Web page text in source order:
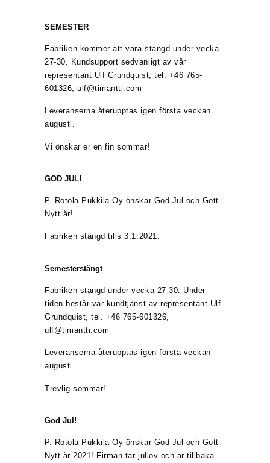
SEMESTER
Fabriken kommer att vara stängd under vecka
27-30. Kundsupport sedvanligt av vår
representant Ulf Grundquist, tel. +46 765-
601326, ulf@timantti.com
Leveranserna återupptas igen första veckan
augusti.
Vi önskar er en fin sommar!
GOD JUL!
P. Rotola-Pukkila Oy önskar God Jul och Gott
Nytt år!
Fabriken stängd tills 3.1.2021.
Semesterstängt
Fabriken stängd under vecka 27-30. Under
tiden består vår kundtjänst av representant Ulf
Grundquist, tel. +46 765-601326,
ulf@timantti.com
Leveranserna återupptas igen första veckan
augusti.
Trevlig sommar!
God Jul!
P. Rotola-Pukkila Oy önskar God Jul och Gott
Nytt år 2021! Firman tar jullov och är tillbaka